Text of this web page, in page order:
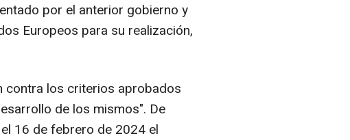
por el anterior gobierno y
Europeos para su realización,
contra los criterios aprobados
de los mismos". De
16 de febrero de 2024 el